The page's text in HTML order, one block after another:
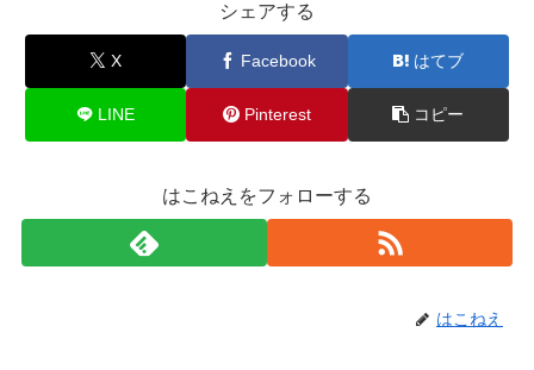
シェアする
X Facebook はてブ
LINE Pinterest コピー
はこねえをフォローする
はこねえ